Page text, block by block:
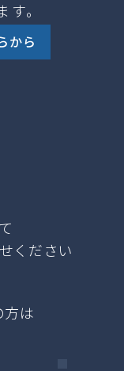
。
から
方は